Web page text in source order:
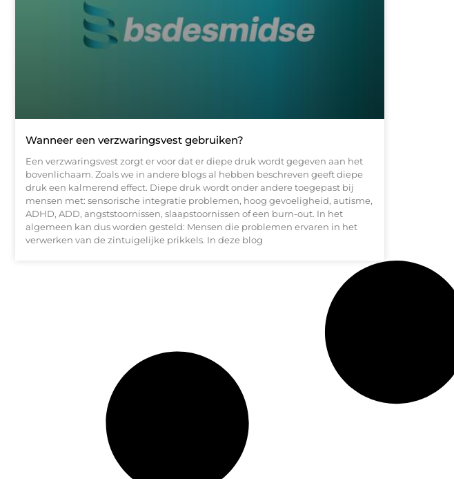
Wanneer een verzwaringsvest gebruiken?
Een verzwaringsvest zorgt er voor dat er diepe druk wordt gegeven aan het
bovenlichaam. Zoals we in andere blogs al hebben beschreven geeft diepe
druk een kalmerend effect. Diepe druk wordt onder andere toegepast bij
mensen met: sensorische integratie problemen, hoog gevoeligheid, autisme,
ADHD, ADD, angststoornissen, slaapstoornissen of een burn-out. In het
algemeen kan dus worden gesteld: Mensen die problemen ervaren in het
verwerken van de zintuigelijke prikkels. In deze blog